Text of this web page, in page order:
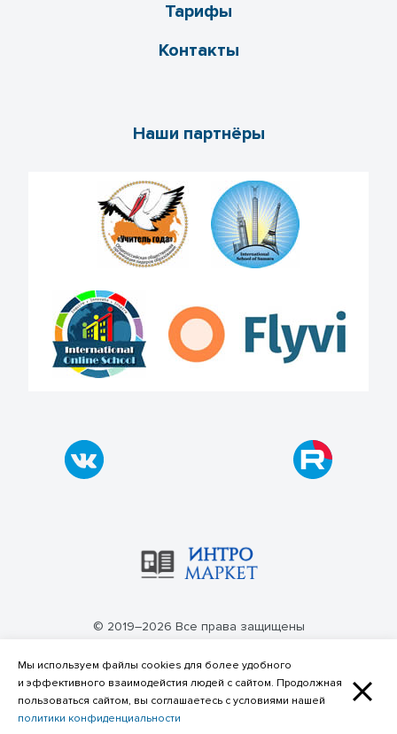
Тарифы
Контакты
Наши партнёры
© 2019–2026 Все права защищены
Политика конфиденциальности
Мы используем файлы cookies для более удобного
и эффективного взаимодейстия людей с сайтом. Продолжная
пользоваться сайтом, вы соглашаетесь с условиями нашей
политики конфиденциальности